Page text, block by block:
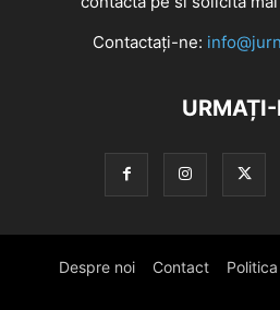
Contactați-ne:
URMAȚI-
Despre noi Contact